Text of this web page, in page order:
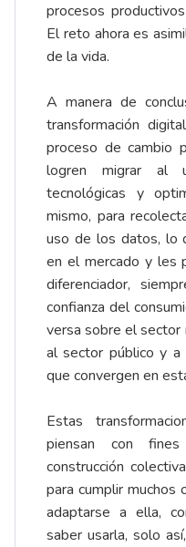
procesos
El reto ahora es
de la vida.
A manera de
transformación
proceso de cambio
logren migrar al
tecnológicas y
mismo, para
uso de los datos, lo
en el mercado y les
diferenciador,
confianza del
versa sobre el sector
al sector público y a
que convergen en
Estas
piensan con
construcción
para cumplir
adaptarse a ella,
saber usarla, solo